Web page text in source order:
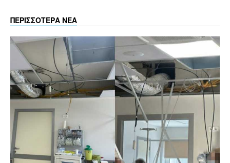
ΠΕΡΙΣΣΟΤΕΡΑ ΝΕΑ